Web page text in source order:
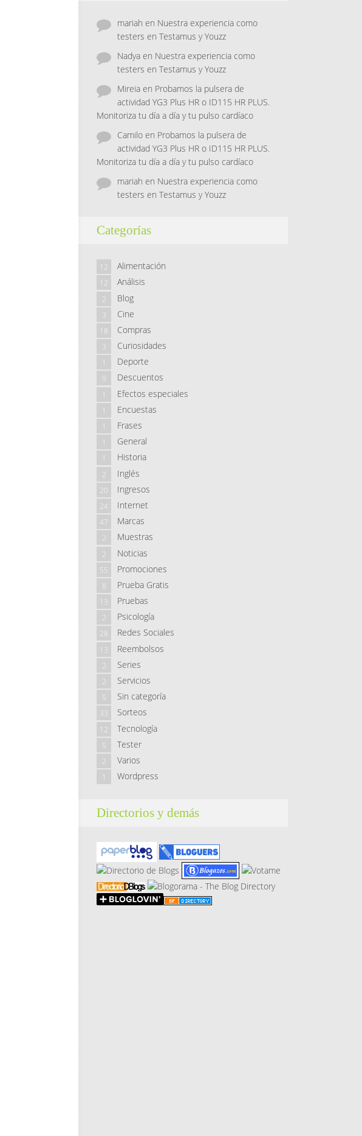
mariah en Nuestra experiencia como
testers en Testamus y Youzz
Nadya en Nuestra experiencia como
testers en Testamus y Youzz
Mireia en Probamos la pulsera de
actividad YG3 Plus HR o ID115 HR PLUS.
Monitoriza tu día a día y tu pulso cardíaco
Camilo en Probamos la pulsera de
actividad YG3 Plus HR o ID115 HR PLUS.
Monitoriza tu día a día y tu pulso cardíaco
mariah en Nuestra experiencia como
testers en Testamus y Youzz
Categorías
Alimentación
12
Análisis
12
Blog
2
Cine
3
Compras
18
Curiosidades
3
Deporte
1
Descuentos
9
Efectos especiales
1
Encuestas
1
Frases
1
General
1
Historia
1
Inglés
2
Ingresos
20
Internet
24
Marcas
47
Muestras
2
Noticias
2
Promociones
55
Prueba Gratis
8
Pruebas
13
Psicología
2
Redes Sociales
28
Reembolsos
13
Series
2
Servicios
2
Sin categoría
5
Sorteos
33
Tecnología
12
Tester
5
Varios
2
Wordpress
1
Directorios y demás